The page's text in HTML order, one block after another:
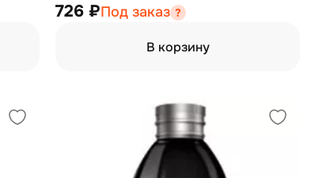
726 ₽Под заказ
В корзину